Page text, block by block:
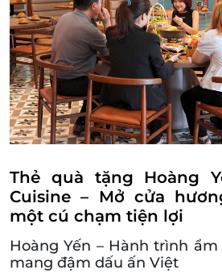
Thẻ quà tặng Hoàng
Cuisine – Mở cửa
một cú chạm tiện lợi
Hoàng Yến – Hành trình
mang đậm dấu ấn Việt